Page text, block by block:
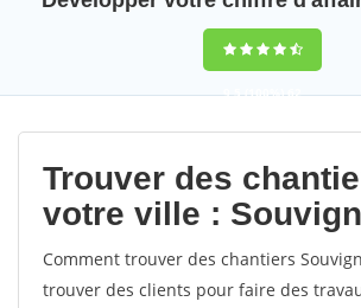
9,5(100%)62
votes
Trouver des
votre ville :
Comment trouver des chantiers
trouver des clients pour faire des